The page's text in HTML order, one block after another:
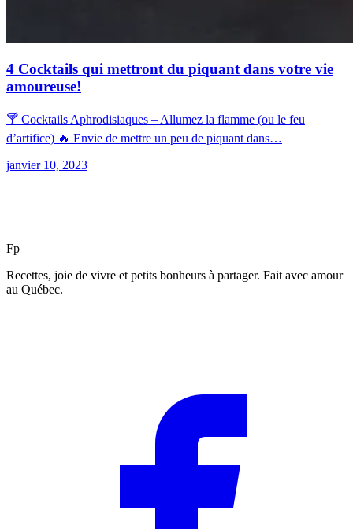
4 Cocktails qui mettront du piquant dans votre vie
amoureuse!
🍸 Cocktails Aphrodisiaques – Allumez la flamme (ou le feu
d’artifice) 🔥 Envie de mettre un peu de piquant dans…
janvier 10, 2023
Fp
Recettes, joie de vivre et petits bonheurs à partager. Fait avec amour
au Québec.